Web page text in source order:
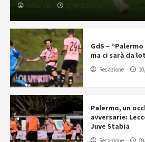
Redazione 10/08/2026 07:59
GdS –
ma ci sarà da
Redazione
Palermo, un
avversarie:
Juve Stabia